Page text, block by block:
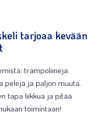
tarjoaa kevään
trampoliineja,
pelejä ja paljon muuta.
tapa liikkua ja pitää
toimintaan!